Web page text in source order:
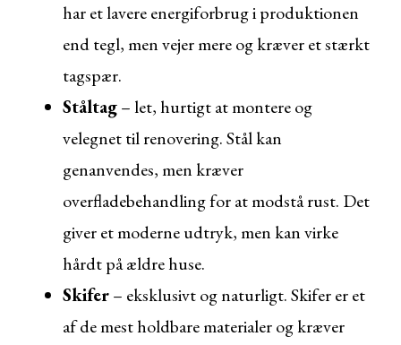
har et lavere energiforbrug i produktionen
end tegl, men vejer mere og kræver et stærkt
tagspær.
Ståltag– let, hurtigt at montere og
velegnet til renovering. Stål kan
genanvendes, men kræver
overfladebehandling for at modstå rust. Det
giver et moderne udtryk, men kan virke
hårdt på ældre huse.
Skifer– eksklusivt og naturligt. Skifer er et
af de mest holdbare materialer og kræver